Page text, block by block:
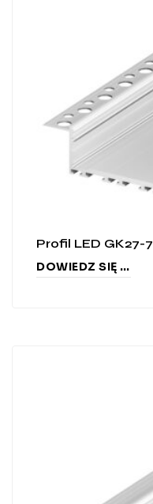
Profil LED GK27-7
DOWIEDZ SIĘ WIĘCEJ